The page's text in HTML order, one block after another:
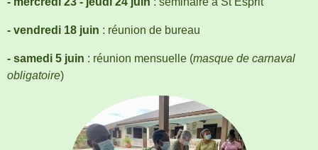
- vendredi 18 juin : réunion de bureau
- samedi 5 juin : réunion mensuelle (masque de carnaval
obligatoire)